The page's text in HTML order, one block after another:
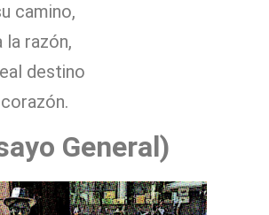
camino,
la razón,
destino
General)